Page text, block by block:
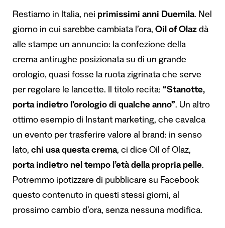
Restiamo in Italia, nei primissimi anni Duemila. Nel
giorno in cui sarebbe cambiata l’ora, Oil of Olaz dà
alle stampe un annuncio: la confezione della
crema antirughe posizionata su di un grande
orologio, quasi fosse la ruota zigrinata che serve
per regolare le lancette. Il titolo recita: “Stanotte,
porta indietro l’orologio di qualche anno”. Un altro
ottimo esempio di Instant marketing, che cavalca
un evento per trasferire valore al brand: in senso
lato, chi usa questa crema, ci dice Oil of Olaz,
porta indietro nel tempo l’età della propria pelle.
Potremmo ipotizzare di pubblicare su Facebook
questo contenuto in questi stessi giorni, al
prossimo cambio d’ora, senza nessuna modifica.